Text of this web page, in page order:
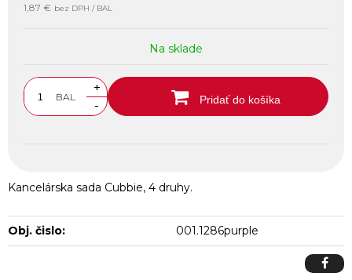
1,87 € bez DPH / BAL
Na sklade
BAL
+
-
Pridať do košíka
Kancelárska sada Cubbie, 4 druhy.
Obj. čislo: 001.1286purple